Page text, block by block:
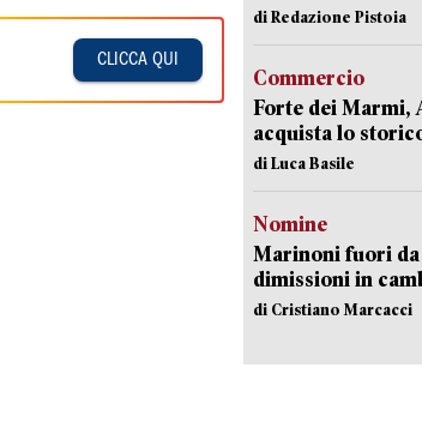
CLICCA QUI
di Redazione Pistoia
Commercio
Forte dei Marmi,
acquista lo
di Luca Basile
Nomine
Marinoni fuori
dimissioni in
di Cristiano Marcacci